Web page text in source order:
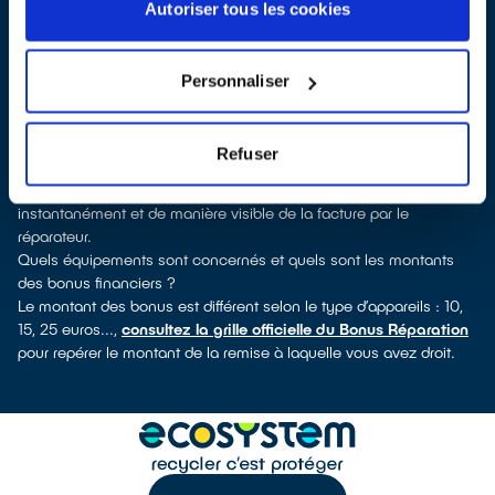
Autoriser tous les cookies
Personnaliser
Refuser
découvrirez pour quels types d’appareils ce professionnel a
télévision, téléphone mobile, outillage électroportatif : à chaque
famille d’équipements son réparateur spécialisé et labellisé
Consulter l’annuaire
Comment bénéficier du Bonus Réparation à Émerainville ?
Le Bonus Réparation est en vigueur chez tous les professionnels
de la réparation ayant obtenu le label QualiRépar. Il est déduit
instantanément et de manière visible de la facture par le
réparateur.
Quels équipements sont concernés et quels sont les montants
des bonus financiers ?
Le montant des bonus est différent selon le type d’appareils : 10,
15, 25 euros..., consultez la grille officielle du Bonus Réparation
pour repérer le montant de la remise à laquelle vous avez droit.